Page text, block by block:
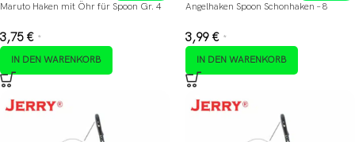
Maruto Haken mit Öhr für Spoon Gr. 4
3,75 € *
IN DEN WARENKORB
Angelhaken Spoon Schonhaken – 8
3,99 € *
IN DEN WARENKORB